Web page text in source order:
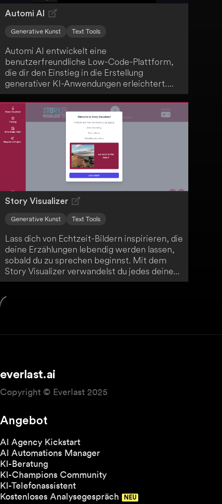
Automi AI
Generative Kunst Text Tools
Automi AI entwickelt eine
benutzerfreundliche Low-Code-Plattform,
die dir den Einstieg in die Erstellung
generativer KI-Anwendungen erleichtert.
Diese innovative Technologie macht das
Erstellen solcher Anwendungen für dich
zugänglich, ohne dass du tiefgehende
Programmierkenntnisse benötigst.
Story Visualizer
Generative Kunst Text Tools
Lass dich von Echtzeit-Bildern inspirieren, die
deine Erzählungen lebendig werden lassen,
sobald du zu sprechen beginnst. Mit dem
Story Visualizer verwandelst du jedes deiner
Worte in ein visuell packendes Erlebnis - ob
everlast.ai
Copyright © Everlast 2025
Angebot
AI Agency Kickstart
AI Automations Manager
KI-Beratung
KI-Champions Community
KI-Telefonassistent
Kostenloses Analysegespräch